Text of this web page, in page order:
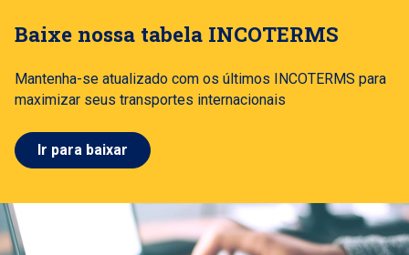
Baixe nossa tabela INCOTERMS
Mantenha-se atualizado com os últimos INCOTERMS para
maximizar seus transportes internacionais
Ir para baixar